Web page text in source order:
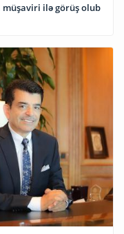
müşaviri ilə görüş olub